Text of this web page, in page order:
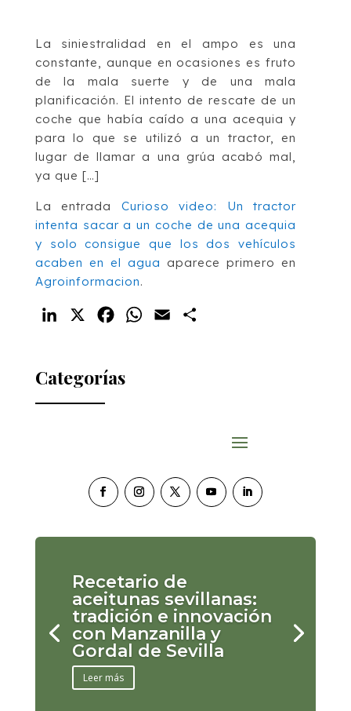
La siniestralidad en el ampo es una
constante, aunque en ocasiones es fruto
de la mala suerte y de una mala
planificación. El intento de rescate de un
coche que había caído a una acequia y
para lo que se utilizó a un tractor, en
lugar de llamar a una grúa acabó mal,
ya que […]
La entrada Curioso video: Un tractor
intenta sacar a un coche de una acequia
y solo consigue que los dos vehículos
acaben en el agua aparece primero en
Agroinformacion.
LinkedIn FacebookWhatsApp
Email
Categorías
Recetario de
aceitunas sevillanas:
tradición e innovación
con Manzanilla y
Gordal de Sevilla
Leer más